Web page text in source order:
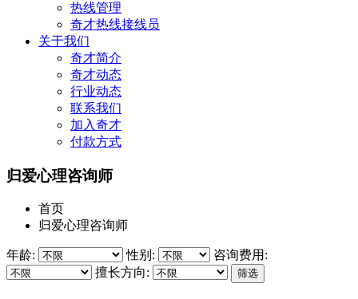
热线管理
奇才热线接线员
关于我们
奇才简介
奇才动态
行业动态
联系我们
加入奇才
付款方式
归爱心理咨询师
首页
归爱心理咨询师
年龄: 性别:
咨询费用:
擅长方向: